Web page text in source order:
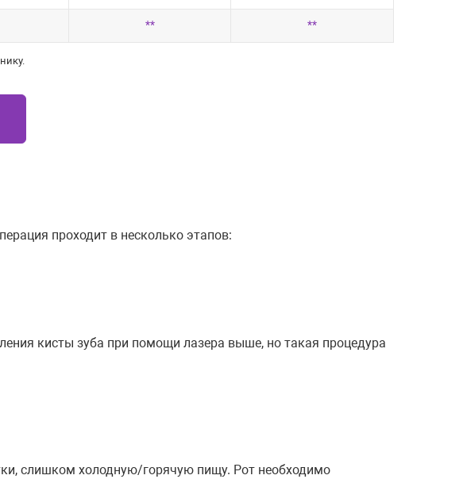
** **
проходит в несколько этапов:
кисты зуба при помощи лазера выше, но такая процедура
слишком холодную/горячую пищу. Рот необходимо